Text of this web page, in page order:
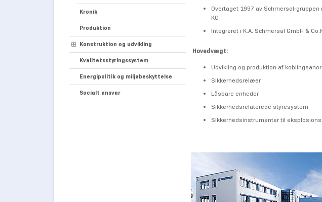
Kronik
Produktion
Konstruktion og udvikling
Kvalitetsstyringssystem
Energipolitik og miljøbeskyttelse
Socialt ansvar
Overtaget 1997 av Schmersal-
KG
Integreret i K.A. Schmersal GmbH &
Hovedvægt:
Udvikling og produktion af
Sikkerhedsrelæer
Låsbare enheder
Sikkerhedsrelaterede styresystem
Sikkerhedsinstrumenter til